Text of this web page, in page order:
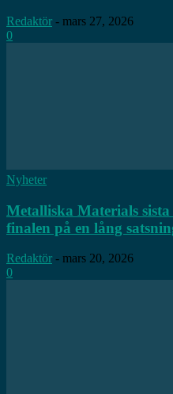
Redaktör - mars 27, 2026
0
Nyheter
Metalliska Materials
finalen på en lång
Redaktör - mars 20, 2026
0